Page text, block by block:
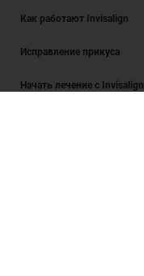
Как работают Invisalign
Исправление прикуса
Начать лечение с Invisalign